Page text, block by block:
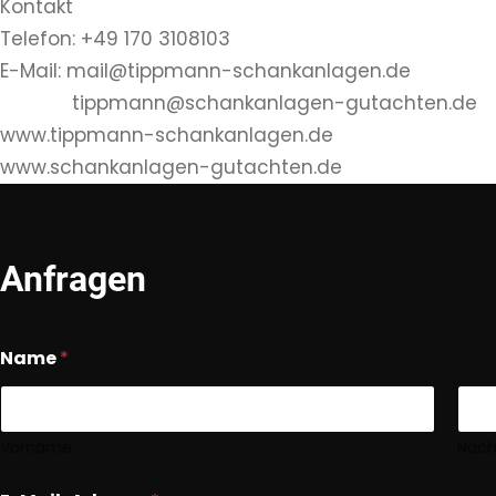
Kontakt
Telefon: +49 170 3108103
E-Mail: mail@tippmann-schankanlagen.de
tippmann@schankanlagen-gutachten.de
www.tippmann-schankanlagen.de
www.schankanlagen-gutachten.de
Anfragen
Name*